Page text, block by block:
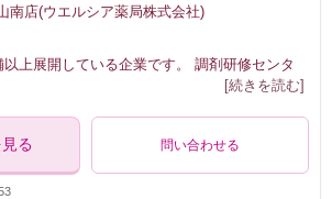
南店(ウエルシア薬局株式会社)
上展開している企業です。 調剤研修センタ
[続きを読む]
る 問い合わせる